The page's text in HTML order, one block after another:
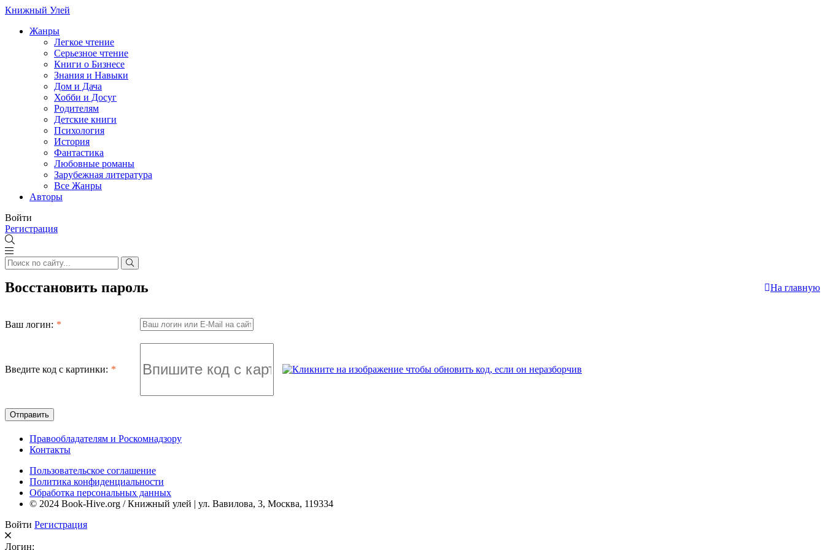
Книжный Улей
Жанры
Легкое чтение
Серьезное чтение
Книги о Бизнесе
Знания и Навыки
Дом и Дача
Хобби и Досуг
Родителям
Детские книги
Психология
История
Фантастика
Любовные романы
Зарубежная литература
Все Жанры
Авторы
Войти
Регистрация
Восстановить пароль На главную
Ваш логин:
Введите код с картинки:
Отправить
Правообладателям и Роскомнадзору
Контакты
Пользовательское соглашение
Политика конфиденциальности
Обработка персональных данных
© 2024 Book-Hive.org / Книжный улей | ул. Вавилова, 3, Москва, 119334
Войти Регистрация
Логин: